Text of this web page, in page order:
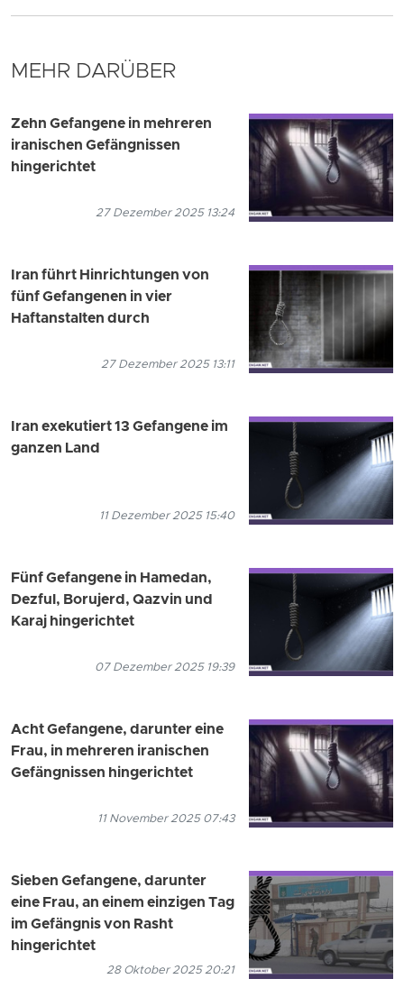
MEHR DARÜBER
Zehn Gefangene in mehreren
iranischen Gefängnissen
hingerichtet
27 Dezember 2025 13:24
Iran führt Hinrichtungen von
fünf Gefangenen in vier
Haftanstalten durch
27 Dezember 2025 13:11
Iran exekutiert 13 Gefangene im
ganzen Land
11 Dezember 2025 15:40
Fünf Gefangene in Hamedan,
Dezful, Borujerd, Qazvin und
Karaj hingerichtet
07 Dezember 2025 19:39
Acht Gefangene, darunter eine
Frau, in mehreren iranischen
Gefängnissen hingerichtet
11 November 2025 07:43
Sieben Gefangene, darunter
eine Frau, an einem einzigen Tag
im Gefängnis von Rasht
hingerichtet
28 Oktober 2025 20:21